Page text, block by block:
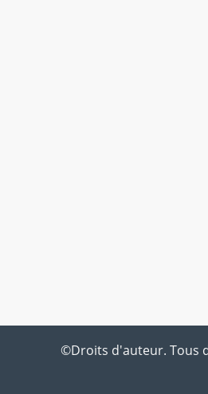
©Droits d'auteur. Tous